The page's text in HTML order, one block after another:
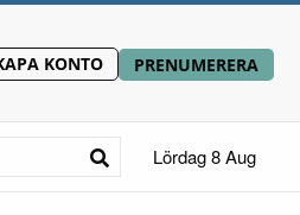
KONTO PRENUMERERA
Lördag 8 Aug